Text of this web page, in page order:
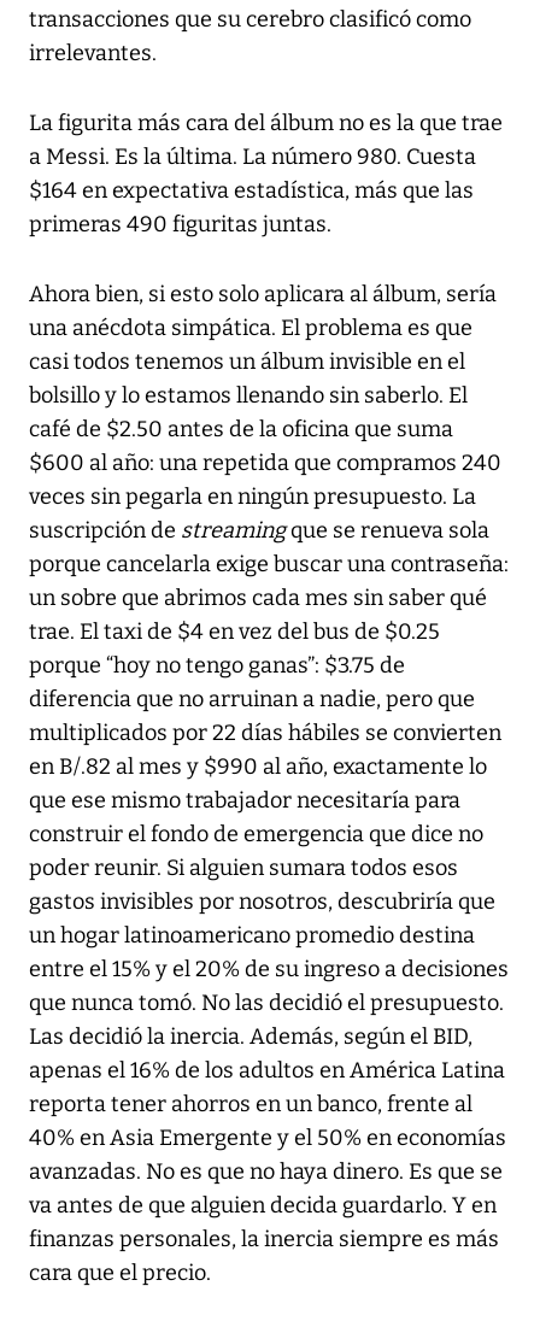
transacciones que su cerebro clasificó como
irrelevantes.
La figurita más cara del álbum no es la que trae
a Messi. Es la última. La número 980. Cuesta
$164 en expectativa estadística, más que las
primeras 490 figuritas juntas.
Ahora bien, si esto solo aplicara al álbum, sería
una anécdota simpática. El problema es que
casi todos tenemos un álbum invisible en el
bolsillo y lo estamos llenando sin saberlo. El
café de $2.50 antes de la oficina que suma
$600 al año: una repetida que compramos 240
veces sin pegarla en ningún presupuesto. La
suscripción de streamingque se renueva sola
porque cancelarla exige buscar una contraseña:
un sobre que abrimos cada mes sin saber qué
trae. El taxi de $4 en vez del bus de $0.25
porque “hoy no tengo ganas”: $3.75 de
diferencia que no arruinan a nadie, pero que
multiplicados por 22 días hábiles se convierten
en B/.82 al mes y $990 al año, exactamente lo
que ese mismo trabajador necesitaría para
construir el fondo de emergencia que dice no
poder reunir. Si alguien sumara todos esos
gastos invisibles por nosotros, descubriría que
un hogar latinoamericano promedio destina
entre el 15% y el 20% de su ingreso a decisiones
que nunca tomó. No las decidió el presupuesto.
Las decidió la inercia. Además, según el BID,
apenas el 16% de los adultos en América Latina
reporta tener ahorros en un banco, frente al
40% en Asia Emergente y el 50% en economías
avanzadas. No es que no haya dinero. Es que se
va antes de que alguien decida guardarlo. Y en
finanzas personales, la inercia siempre es más
cara que el precio.